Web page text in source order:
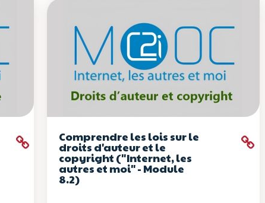
Comprendre les lois sur le
droits d'auteur et le
copyright ("Internet, les
autres et moi" - Module
8.2)